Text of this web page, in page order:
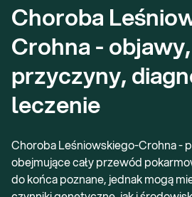
Choroba
Crohna - objawy,
przyczyny,
leczenie
Choroba Leśniowskiego-Crohna -
obejmujące cały przewód
do końca poznane, jednak mogą